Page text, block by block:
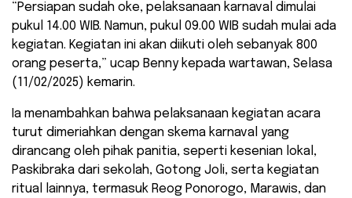
“Persiapan sudah oke, pelaksanaan karnaval dimulai
pukul 14.00 WIB. Namun, pukul 09.00 WIB sudah mulai ada
kegiatan. Kegiatan ini akan diikuti oleh sebanyak 800
orang peserta,” ucap Benny kepada wartawan, Selasa
(11/02/2025) kemarin.
Ia menambahkan bahwa pelaksanaan kegiatan acara
turut dimeriahkan dengan skema karnaval yang
dirancang oleh pihak panitia, seperti kesenian lokal,
Paskibraka dari sekolah, Gotong Joli, serta kegiatan
ritual lainnya, termasuk Reog Ponorogo, Marawis, dan